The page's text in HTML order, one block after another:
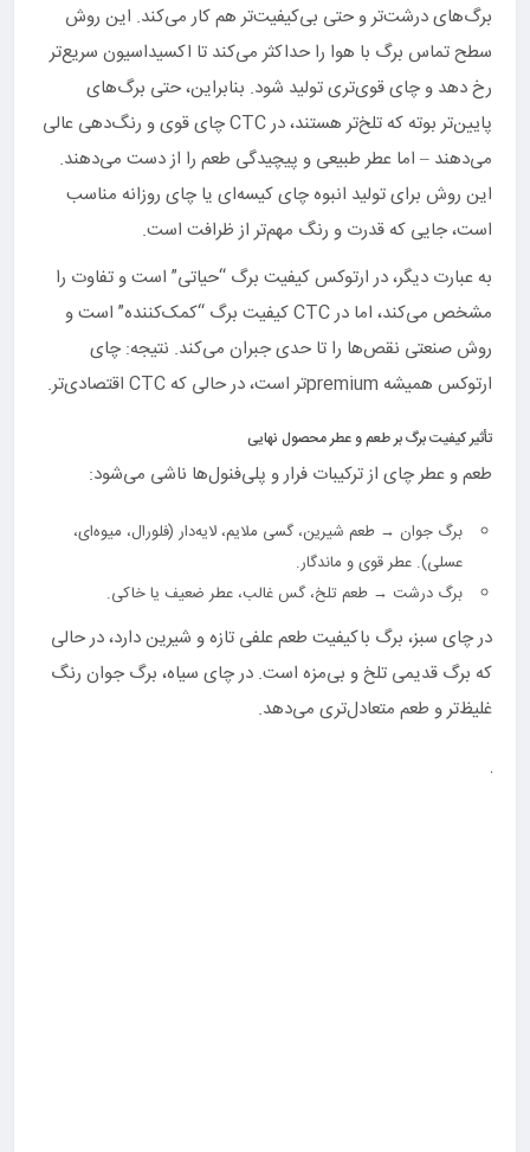
برگ‌های درشت‌تر و حتی بی‌کیفیت‌تر هم کار می‌کند. این روش
سطح تماس برگ با هوا را حداکثر می‌کند تا اکسیداسیون سریع‌تر
رخ دهد و چای قوی‌تری تولید شود. بنابراین، حتی برگ‌های
پایین‌تر بوته که تلخ‌تر هستند، در CTC چای قوی و رنگ‌دهی عالی
می‌دهند – اما عطر طبیعی و پیچیدگی طعم را از دست می‌دهند.
این روش برای تولید انبوه چای کیسه‌ای یا چای روزانه مناسب
است، جایی که قدرت و رنگ مهم‌تر از ظرافت است.
به عبارت دیگر، در ارتوکس کیفیت برگ “حیاتی” است و تفاوت را
مشخص می‌کند، اما در CTC کیفیت برگ “کمک‌کننده” است و
روش صنعتی نقص‌ها را تا حدی جبران می‌کند. نتیجه: چای
ارتوکس همیشه premiumتر است، در حالی که CTC اقتصادی‌تر.
تأثیر کیفیت برگ بر طعم و عطر محصول نهایی
طعم و عطر چای از ترکیبات فرار و پلی‌فنول‌ها ناشی می‌شود:
برگ جوان → طعم شیرین، گسی ملایم، لایه‌دار (فلورال، میوه‌ای،
عسلی). عطر قوی و ماندگار.
برگ درشت → طعم تلخ، گس غالب، عطر ضعیف یا خاکی.
در چای سبز، برگ باکیفیت طعم علفی تازه و شیرین دارد، در حالی
که برگ قدیمی تلخ و بی‌مزه است. در چای سیاه، برگ جوان رنگ
غلیظ‌تر و طعم متعادل‌تری می‌دهد.